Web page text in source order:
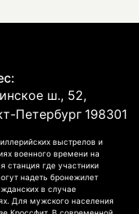
ш., 52,
Петербург 198301
выстрелов и
военного времени на
станция где участники
надеть бронежилет
в случае
Для мужского населения